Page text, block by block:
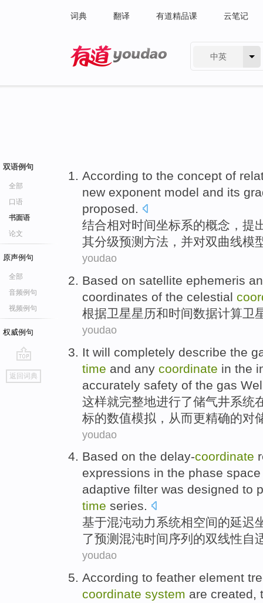
词典 翻译 有道精品课 云笔记
中英
双语例句
全部
口语
书面语
论文
原声例句
全部
音频例句
视频例句
权威例句
go
top
返回词典
According to the concept of
new exponent model and its
proposed.
结合相对时间坐标系的概念 ，提
其分级预测 方法 ，并对双曲线模
youdao
Based on satellite ephemeris
coordinates of the celestial
根据卫星星历和时间数据计算卫
youdao
It will completely describe the
time and any coordinate in the
accurately safety of the gas
这样就完整地进行了储气井系统
标的数值模拟， 从而更精确的对
youdao
Based on the delay-coordinate
expressions in the phase space
adaptive filter was designed to
time series.
基于混沌动力 系统相空间的延迟
了预测 混沌时间序列的双线性自
youdao
According to feather element
coordinate system are created,